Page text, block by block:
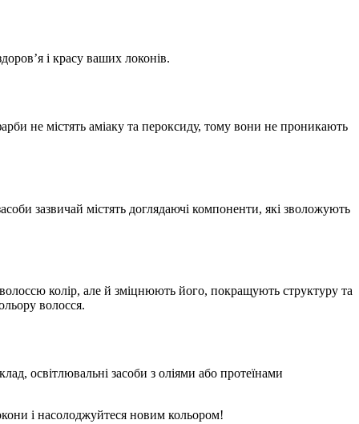
і красу ваших локонів.
не містять аміаку та пероксиду, тому вони не проникають
зазвичай містять доглядаючі компоненти, які зволожують
колір, але й зміцнюють його, покращують структуру та
волосся.
освітлювальні засоби з оліями або протеїнами
і насолоджуйтеся новим кольором!